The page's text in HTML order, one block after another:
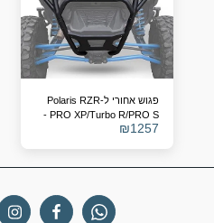
פגוש אחורי ל-Polaris RZR
PRO XP/Turbo R/PRO S -
מחליף מספר קטלוגי
₪1257